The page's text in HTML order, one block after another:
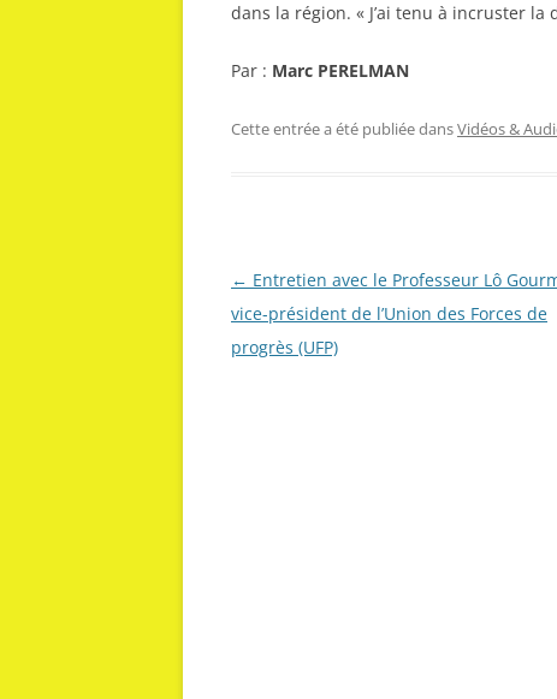
dans la région. « J’ai tenu à incruster
Par : Marc PERELMAN
Cette entrée a été publiée dansVidéos &
Navigation
des
articles
← Entretien avec le Professeur Lô
vice-président de l’Union des Forces de
progrès (UFP)